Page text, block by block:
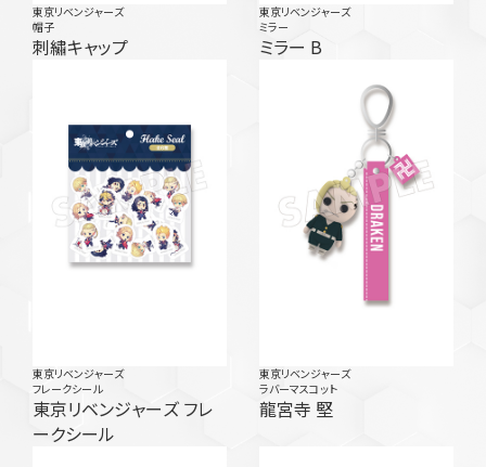
東京リベンジャーズ
帽子
刺繡キャップ
東京リベンジャーズ
ミラー
ミラー B
東京リベンジャーズ
フレークシール
東京リベンジャーズ フレ
ークシール
東京リベンジャーズ
ラバーマスコット
龍宮寺 堅